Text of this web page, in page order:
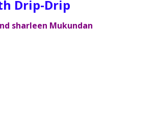
Drip
sharleen Mukundan